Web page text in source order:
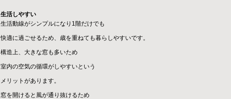
生活しやすい
生活動線がシンプルになり1階だけでも
快適に過ごせるため、歳を重ねても暮らしやすいです。
構造上、大きな窓も多いため
室内の空気の循環がしやすいという
メリットがあります。
窓を開けると風が通り抜けるため